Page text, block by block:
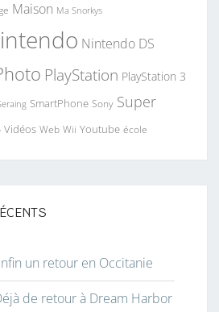
Maison Ma Snorkys
Nintendo DS
PlayStation PlayStation 3
SmartPhone Sony Super
Vidéos Web Wii Youtube école
un retour en Occitanie
de retour à Dream Harbor